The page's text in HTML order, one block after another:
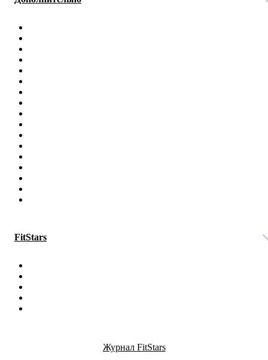
FitStars
Журнал FitStars